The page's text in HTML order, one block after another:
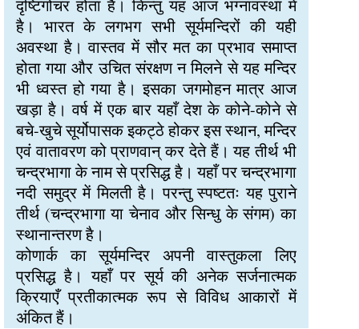
दृष्टिगोचर होता है। किन्तु यह आज भग्नावस्था में
है। भारत के लगभग सभी सूर्यमन्दिरों की यही
अवस्था है। वास्तव में सौर मत का प्रभाव समाप्त
होता गया और उचित संरक्षण न मिलने से यह मन्दिर
भी ध्वस्त हो गया है। इसका जगमोहन मात्र आज
खड़ा है। वर्ष में एक बार यहाँ देश के कोने-कोने से
बचे-खुचे सूर्योपासक इकट्ठे होकर इस स्थान, मन्दिर
एवं वातावरण को प्राणवान् कर देते हैं। यह तीर्थ भी
चन्द्रभागा के नाम से प्रसिद्ध है। यहाँ पर चन्द्रभागा
नदी समुद्र में मिलती है। परन्तु स्पष्टतः यह पुराने
तीर्थ (चन्द्रभागा या चेनाव और सिन्धु के संगम) का
स्थानान्तरण है।
कोणार्क का सूर्यमन्दिर अपनी वास्तुकला लिए
प्रसिद्ध है। यहाँ पर सूर्य की अनेक सर्जनात्मक
क्रियाएँ प्रतीकात्मक रूप से विविध आकारों में
अंकित हैं।